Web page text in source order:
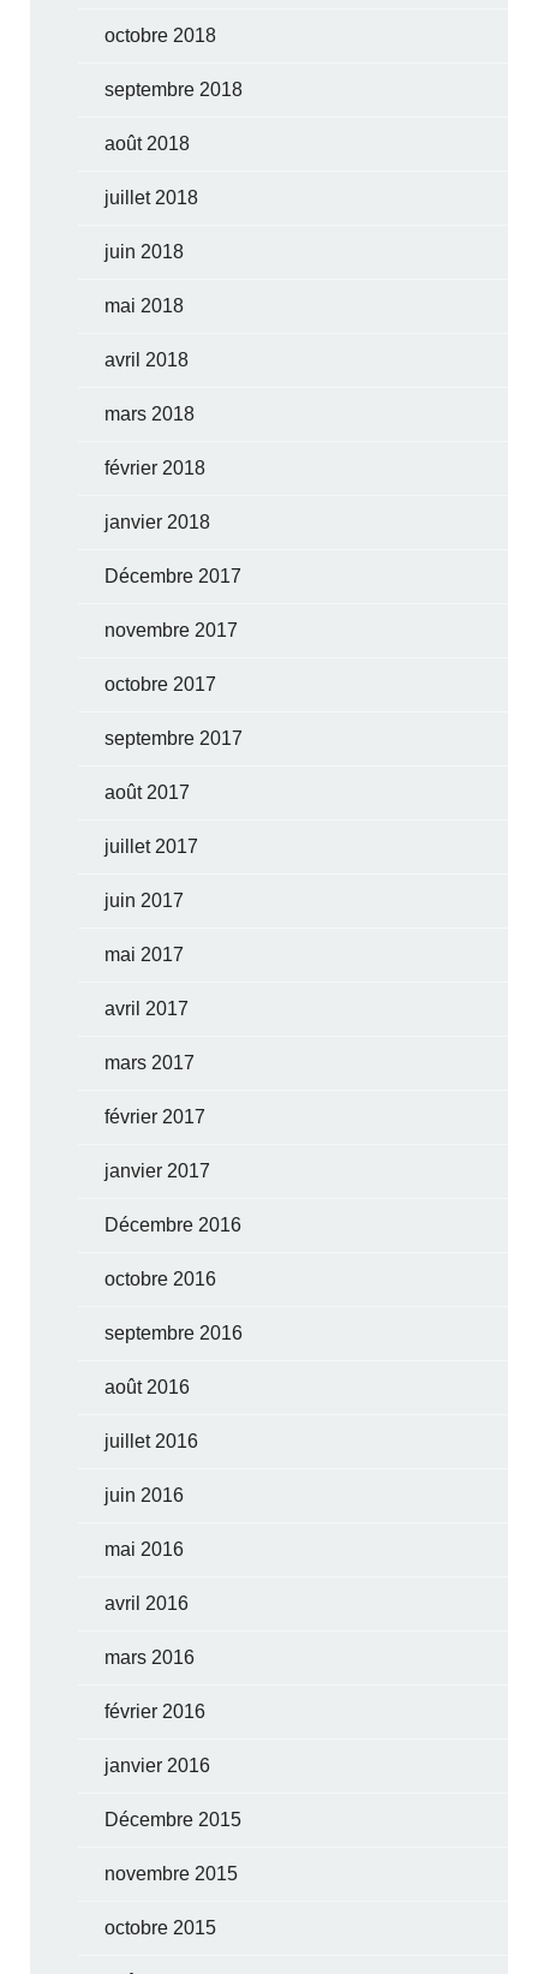
octobre 2018
septembre 2018
août 2018
juillet 2018
juin 2018
mai 2018
avril 2018
mars 2018
février 2018
janvier 2018
Décembre 2017
novembre 2017
octobre 2017
septembre 2017
août 2017
juillet 2017
juin 2017
mai 2017
avril 2017
mars 2017
février 2017
janvier 2017
Décembre 2016
octobre 2016
septembre 2016
août 2016
juillet 2016
juin 2016
mai 2016
avril 2016
mars 2016
février 2016
janvier 2016
Décembre 2015
novembre 2015
octobre 2015